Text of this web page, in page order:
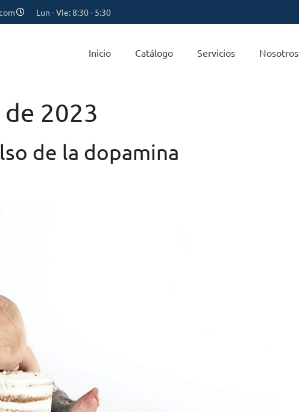
Lun - Vie: 8:30 - 5:30
Inicio Catálogo Servicios Nosotros
2023
de la dopamina